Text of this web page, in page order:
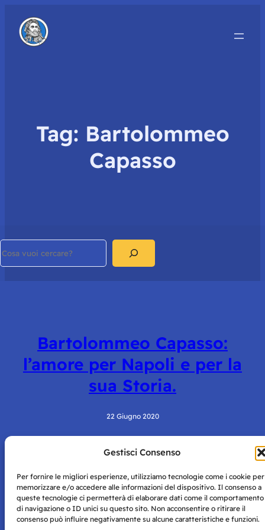
Gestisci Consenso
Per fornire le migliori esperienze, utilizziamo tecnologie come i cookie per
memorizzare e/o accedere alle informazioni del dispositivo. Il consenso a
queste tecnologie ci permetterà di elaborare dati come il comportamento
di navigazione o ID unici su questo sito. Non acconsentire o ritirare il
consenso può influire negativamente su alcune caratteristiche e funzioni.
Tag: Bartolommeo
Capasso
Bartolommeo Capasso:
l’amore per Napoli e per la
sua Storia.
22 Giugno 2020